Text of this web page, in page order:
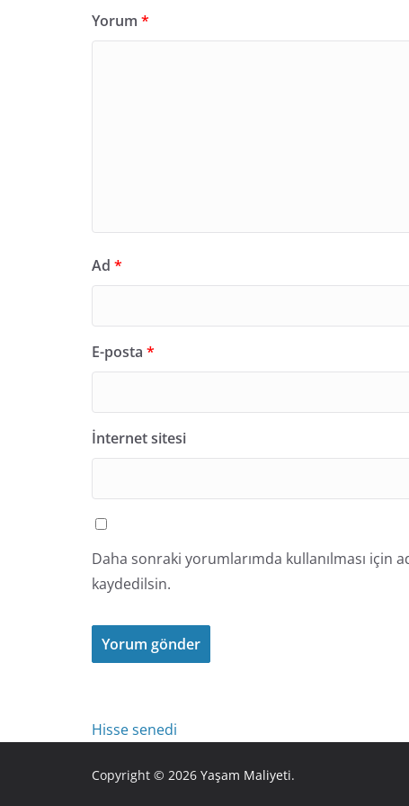
Yorum *
Ad *
E-posta *
İnternet sitesi
Daha sonraki yorumlarımda kullanılması için
kaydedilsin.
Hisse senedi
Copyright © 2026 Yaşam Maliyeti.